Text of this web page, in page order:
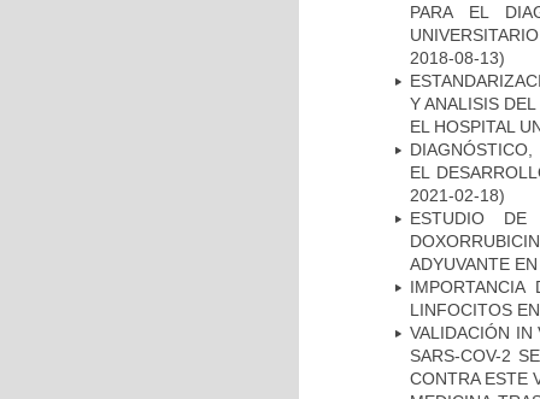
PARA EL
2018-08-13)
Y ANALISIS
EL HOSPITAL
EL
2021-02-18)
ESTUDIO DE
ADYUVANTE
LINFOCITOS
VALIDACIÓN IN
SARS-COV-2
CONTRA ESTE